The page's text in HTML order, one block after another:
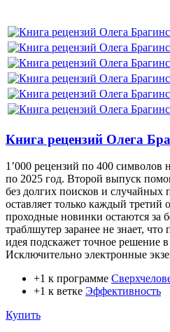
Книга рецензий Олега
1’000 рецензий по 400 символов
по 2025 год. Второй выпуск
без долгих поисков и случайных
оставляет только каждый
проходные новинки остаются за
траблшутер заранее не знает, что
идея подскажет точное решение
Исключительно электронные
+1 к программе
+1 к ветке Эффективность
Купить